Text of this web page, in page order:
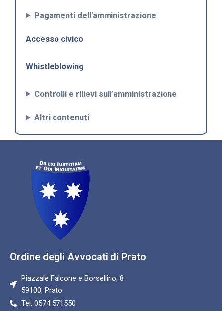
Pagamenti dell'amministrazione
Accesso civico
Whistleblowing
Controlli e rilievi sull’amministrazione
Altri contenuti
Ordine degli Avvocati di Prato
Piazzale Falcone e Borsellino, 8
59100, Prato
Tel: 0574 571550